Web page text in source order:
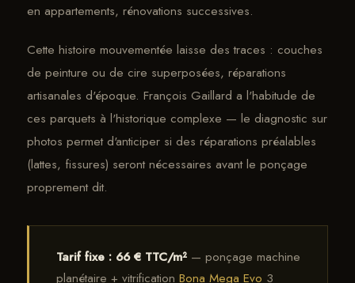
en appartements, rénovations successives.
Cette histoire mouvementée laisse des traces : couches
de peinture ou de cire superposées, réparations
artisanales d'époque. François Gaillard a l'habitude de
ces parquets à l'historique complexe — le diagnostic sur
photos permet d'anticiper si des réparations préalables
(lattes, fissures) seront nécessaires avant le ponçage
proprement dit.
Tarif fixe : 66 € TTC/m² — ponçage machine
planétaire + vitrification Bona Mega Evo 3